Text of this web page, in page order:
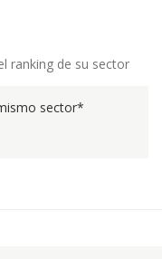
ranking de su sector
sector*